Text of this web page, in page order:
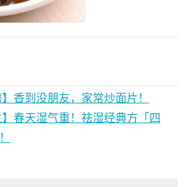
】香到没朋友，家常炒面片！
】春天湿气重！祛湿经典方「四